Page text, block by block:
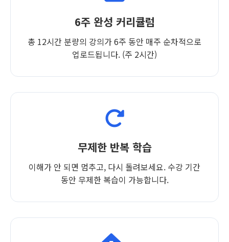
6주 완성 커리큘럼
총 12시간 분량의 강의가 6주 동안 매주 순차적으로
업로드됩니다. (주 2시간)
무제한 반복 학습
이해가 안 되면 멈추고, 다시 돌려보세요. 수강 기간
동안 무제한 복습이 가능합니다.